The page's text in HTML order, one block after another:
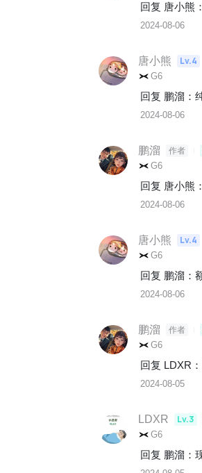
回复 唐小熊 ：
2024-08-06
唐小熊 Lv.4
G6
回复 鹏溜 ：
2024-08-06
鹏溜 作者
G6
回复 唐小熊 ：
2024-08-06
唐小熊 Lv.4
G6
回复 鹏溜 ：
2024-08-06
鹏溜 作者
G6
回复 LDXR ：
2024-08-05
LDXR Lv.3
G6
回复 鹏溜 ：